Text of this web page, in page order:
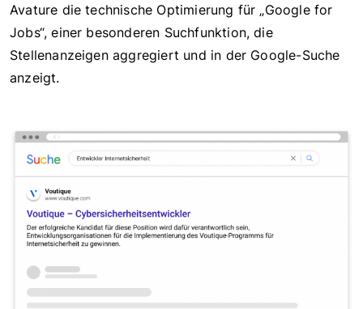
Avature die technische Optimierung für „Google for
Jobs“, einer besonderen Suchfunktion, die
Stellenanzeigen aggregiert und in der Google-Suche
anzeigt.